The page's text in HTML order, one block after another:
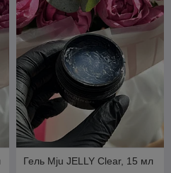
Гель Mju JELLY Clear, 15 мл